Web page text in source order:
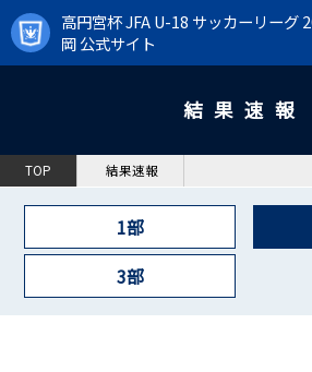
高円宮杯 JFA U-18 サッカーリーグ
岡 公式サイト
結果速報
TOP 結果速報
1部
3部